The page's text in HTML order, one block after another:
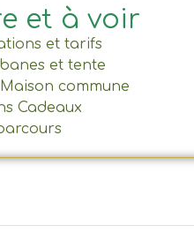
et à voir
et tarifs
et tente
commune
Cadeaux